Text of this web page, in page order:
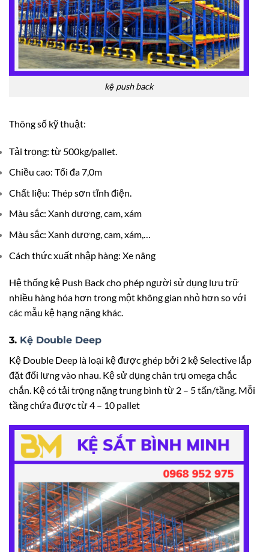
kệ push back
Thông số kỹ thuật:
Tải trọng: từ 500kg/pallet.
Chiều cao: Tối đa 7,0m
Chất liệu: Thép sơn tĩnh điện.
Màu sắc: Xanh dương, cam, xám
Màu sắc: Xanh dương, cam, xám,…
Cách thức xuất nhập hàng: Xe nâng
Hệ thống kệ Push Back cho phép người sử dụng lưu trữ
nhiều hàng hóa hơn trong một không gian nhỏ hơn so với
các mẫu kệ hạng nặng khác.
3. Kệ Double Deep
Kệ Double Deep là loại kệ được ghép bởi 2 kệ Selective lắp
đặt đối lưng vào nhau. Kệ sử dụng chân trụ omega chắc
chắn. Kệ có tải trọng nặng trung bình từ 2 – 5 tấn/tầng. Mỗi
tầng chứa được từ 4 – 10 pallet